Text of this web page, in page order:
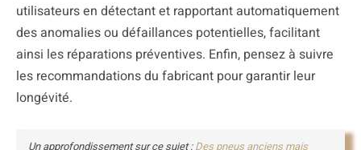
utilisateurs en détectant et rapportant automatiquement
des anomalies ou défaillances potentielles, facilitant
ainsi les réparations préventives. Enfin, pensez à suivre
les recommandations du fabricant pour garantir leur
longévité.
Un approfondissement sur ce sujet :Des pneus anciens mais